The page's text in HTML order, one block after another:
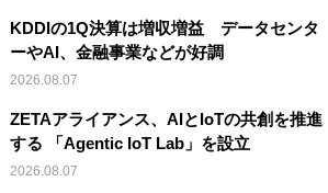
KDDIの1Q決算は増収増益 データセンタ
ーやAI、金融事業などが好調
2026.08.07
ZETAアライアンス、AIとIoTの共創を推進
する 「Agentic IoT Lab」を設立
2026.08.07